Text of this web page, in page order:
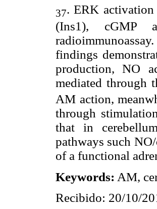
37. ERK activation
(Ins1), cGMP
findings
production, NO
mediated through
AM action,
through
that in
pathways such
of a functional
Keywords: AM,
Recibido: 20/10/